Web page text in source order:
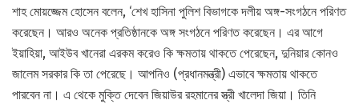
শাহ মোয়জ্জেম হোসেন বলেন, ‘শেখ হাসিনা পুলিশ বিভাগকে দলীয় অঙ্গ-সংগঠনে পরিণত
করেছেন। আরও অনেক প্রতিষ্ঠানকে অঙ্গ সংগঠনে পরিণত করেছেন। এর আগে
ইয়াহিয়া, আইউব খানেরা এরকম করেও কি ক্ষমতায় থাকতে পেরেছেন, দুনিয়ার কোনও
জালেম সরকার কি তা পেরেছে। আপনিও (প্রধানমন্ত্রী) এভাবে ক্ষমতায় থাকতে
পারবেন না। এ থেকে মুক্তি দেবেন জিয়াউর রহমানের স্ত্রী খালেদা জিয়া। তিনি